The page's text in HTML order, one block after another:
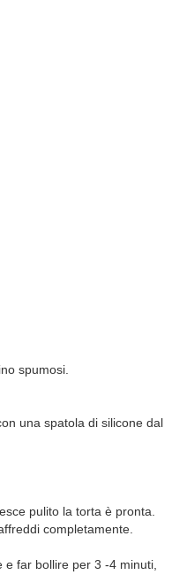
spumosi.
una spatola di silicone dal
pulito la torta è pronta.
completamente.
e far bollire per 3 -4 minuti,